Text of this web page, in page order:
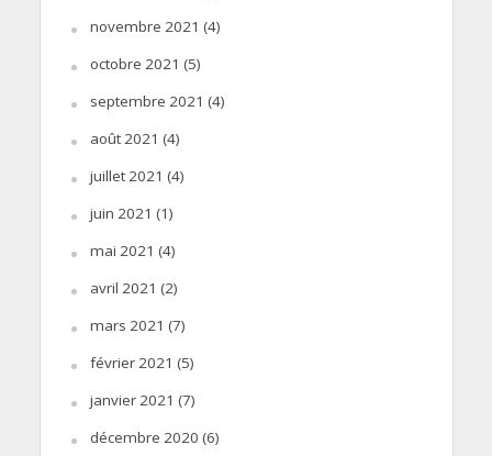
novembre 2021 (4)
octobre 2021 (5)
septembre 2021 (4)
août 2021 (4)
juillet 2021 (4)
juin 2021 (1)
mai 2021 (4)
avril 2021 (2)
mars 2021 (7)
février 2021 (5)
janvier 2021 (7)
décembre 2020 (6)